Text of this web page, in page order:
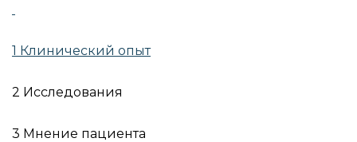
1 Клинический опыт
2 Исследования
3 Мнение пациента